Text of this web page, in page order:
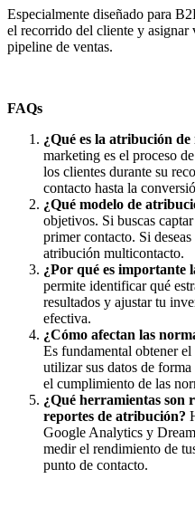
Especialmente diseñado para
el recorrido del cliente y asignar
pipeline de ventas.
FAQs
¿Qué es la atribución
marketing es el proceso
los clientes durante su
contacto hasta la
¿Qué modelo de
objetivos. Si buscas
primer contacto. Si
atribución multicontacto.
¿Por qué es importante
permite identificar qué
resultados y ajustar tu
efectiva.
¿Cómo afectan las
Es fundamental obtener
utilizar sus datos de
el cumplimiento de las
¿Qué herramientas son
reportes de atribución?
Google Analytics y
medir el rendimiento de
punto de contacto.